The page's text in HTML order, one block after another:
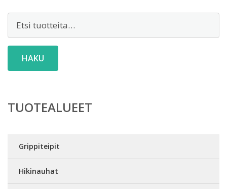
Etsi:
HAKU
TUOTEALUEET
Grippiteipit
Hikinauhat